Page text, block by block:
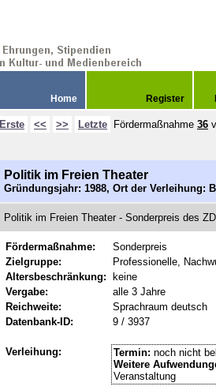
Home Register
Erste << >> Letzte Fördermaßnahme 36
Politik im Freien Theater
Gründungsjahr: 1988, Ort der Verleihung:
Politik im Freien Theater - Sonderpreis des
Fördermaßnahme:
Sonderpreis
Zielgruppe:
Professionelle,
Altersbeschränkung:
keine
Vergabe:
alle 3 Jahre
Reichweite:
Sprachraum deutsch
Datenbank-ID:
9 / 3937
Verleihung: Termin: noch nicht
Weitere
Veranstaltung